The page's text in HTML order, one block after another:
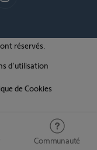
Communauté
réservés.
d'utilisation
de Cookies